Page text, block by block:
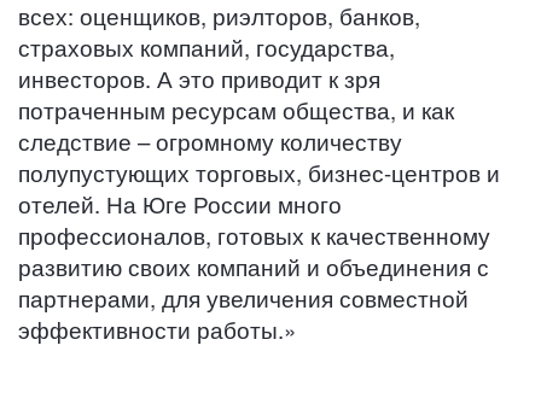
всех: оценщиков, риэлторов, банков,
страховых компаний, государства,
инвесторов. А это приводит к зря
потраченным ресурсам общества, и как
следствие – огромному количеству
полупустующих торговых, бизнес-центров и
отелей. На Юге России много
профессионалов, готовых к качественному
развитию своих компаний и объединения с
партнерами, для увеличения совместной
эффективности работы.»